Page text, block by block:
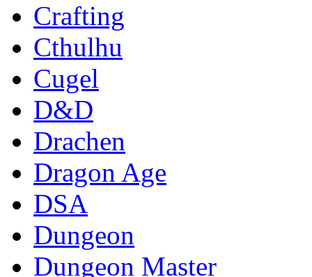
Crafting
Cthulhu
Cugel
D&D
Drachen
Dragon Age
DSA
Dungeon
Dungeon Master